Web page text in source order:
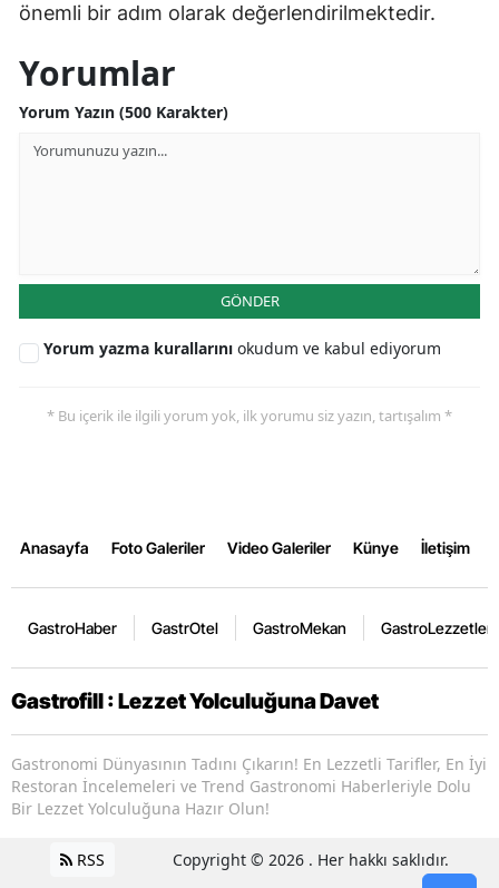
önemli bir adım olarak değerlendirilmektedir.
Yorumlar
Yorum Yazın (500 Karakter)
GÖNDER
Yorum yazma kurallarını okudum ve kabul ediyorum
* Bu içerik ile ilgili yorum yok, ilk yorumu siz yazın, tartışalım *
Anasayfa Foto Galeriler Video Galeriler Künye İletişim
GastroHaber GastrOtel GastroMekan GastroLezzetler
Gastrofill : Lezzet Yolculuğuna Davet
Gastronomi Dünyasının Tadını Çıkarın! En Lezzetli Tarifler, En İyi
Restoran İncelemeleri ve Trend Gastronomi Haberleriyle Dolu
Bir Lezzet Yolculuğuna Hazır Olun!
RSS Copyright © 2026 . Her hakkı saklıdır.